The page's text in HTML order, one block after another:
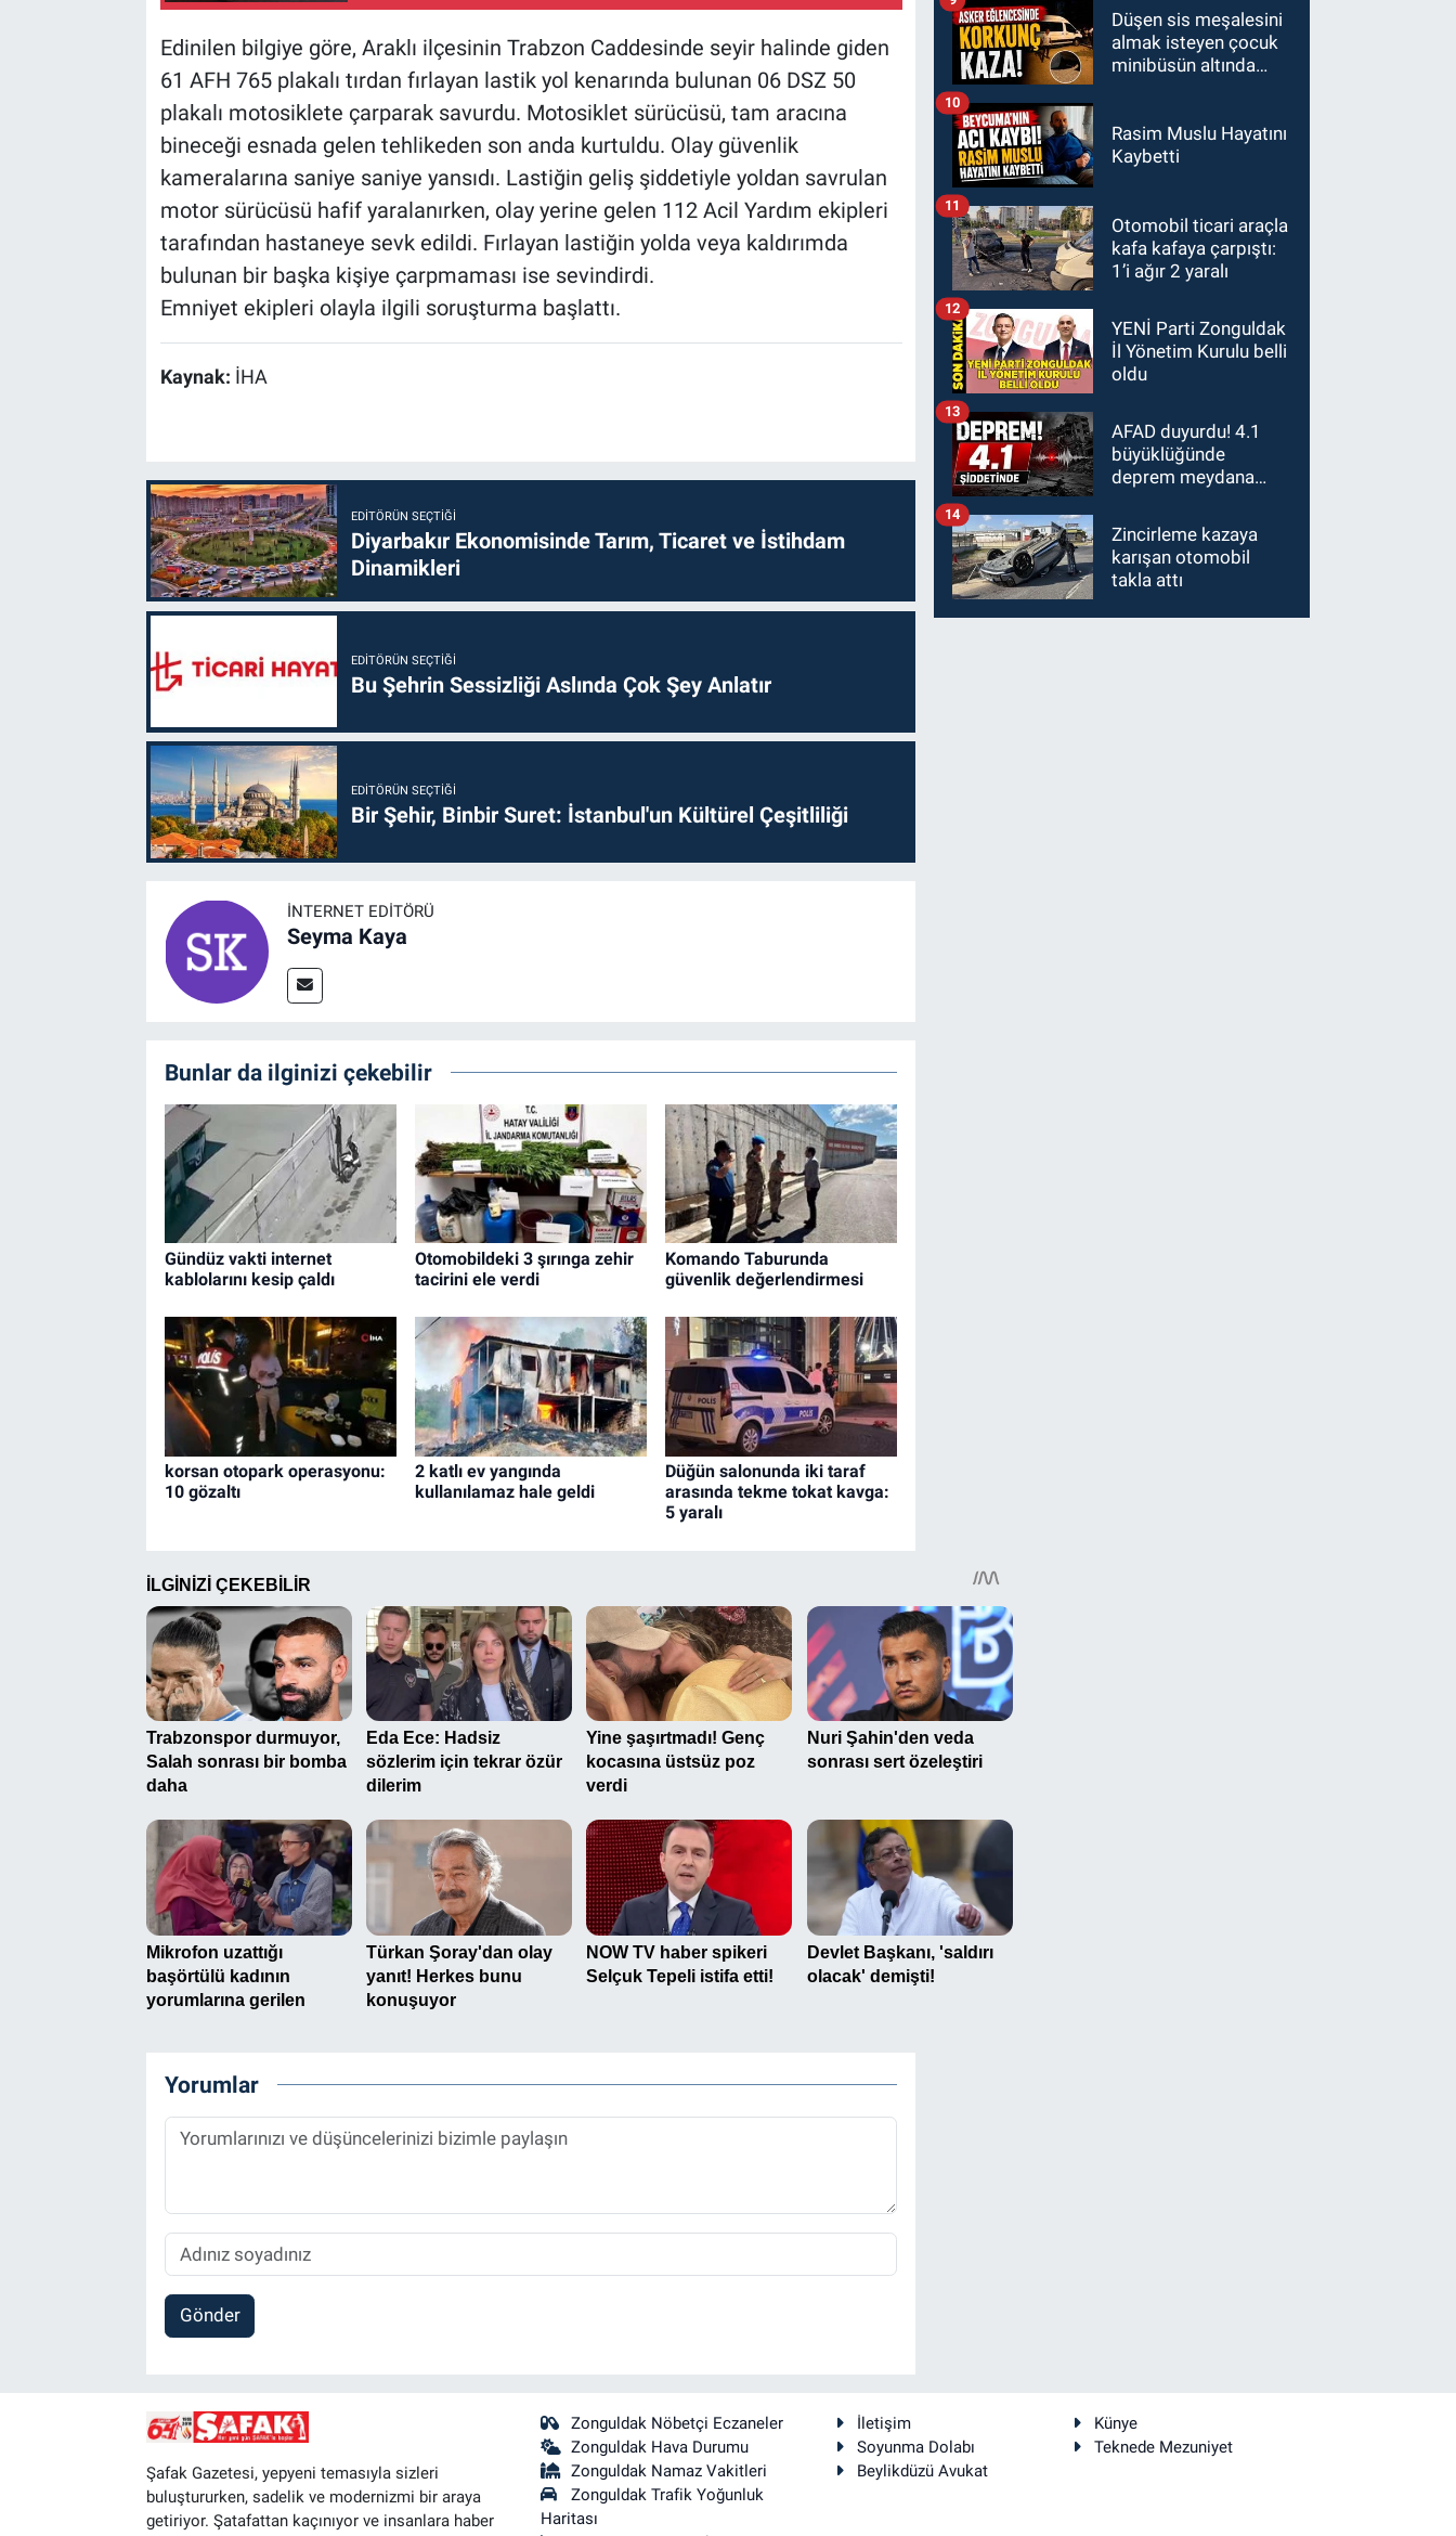
Edinilen bilgiye göre, Araklı ilçesinin Trabzon Caddesinde seyir halinde giden
61 AFH 765 plakalı tırdan fırlayan lastik yol kenarında bulunan 06 DSZ 50
plakalı motosiklete çarparak savurdu. Motosiklet sürücüsü, tam aracına
bineceği esnada gelen tehlikeden son anda kurtuldu. Olay güvenlik
kameralarına saniye saniye yansıdı. Lastiğin geliş şiddetiyle yoldan savrulan
motor sürücüsü hafif yaralanırken, olay yerine gelen 112 Acil Yardım ekipleri
tarafından hastaneye sevk edildi. Fırlayan lastiğin yolda veya kaldırımda
bulunan bir başka kişiye çarpmaması ise sevindirdi.
Emniyet ekipleri olayla ilgili soruşturma başlattı.
Kaynak: İHA
EDITÖRÜN SEÇTIĞI
Diyarbakır Ekonomisinde Tarım, Ticaret ve İstihdam
Dinamikleri
EDITÖRÜN SEÇTIĞI
Bu Şehrin Sessizliği Aslında Çok Şey Anlatır
EDITÖRÜN SEÇTIĞI
Bir Şehir, Binbir Suret: İstanbul'un Kültürel Çeşitliliği
İNTERNET EDITÖRÜ
Seyma Kaya
Bunlar da ilginizi çekebilir
Gündüz vakti internet
kablolarını kesip çaldı
Otomobildeki 3 şırınga zehir
tacirini ele verdi
Komando Taburunda
güvenlik değerlendirmesi
korsan otopark operasyonu:
10 gözaltı
2 katlı ev yangında
kullanılamaz hale geldi
Düğün salonunda iki taraf
arasında tekme tokat kavga:
5 yaralı
Yorumlar
Gönder
Düşen sis meşalesini
almak isteyen çocuk
minibüsün altında
Rasim Muslu Hayatını
Kaybetti
10
Otomobil ticari araçla
kafa kafaya çarpıştı:
1’i ağır 2 yaralı
11
YENİ Parti Zonguldak
İl Yönetim Kurulu belli
oldu
12
AFAD duyurdu! 4.1
büyüklüğünde
deprem meydana
13
Zincirleme kazaya
karışan otomobil
takla attı
14
Şafak Gazetesi, yepyeni temasıyla sizleri
buluştururken, sadelik ve modernizmi bir araya
getiriyor. Şatafattan kaçınıyor ve insanlara haber
Zonguldak Nöbetçi Eczaneler
Zonguldak Hava Durumu
Zonguldak Namaz Vakitleri
Zonguldak Trafik Yoğunluk
Haritası
İletişim
Künye
Soyunma Dolabı
Teknede Mezuniyet
Beylikdüzü Avukat